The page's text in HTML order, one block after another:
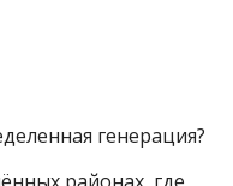
генерация?